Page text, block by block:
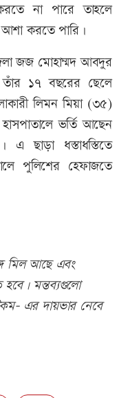
করতে না পারে তাহলে
আশা করতে পারি।
জজ মোহাম্মদ আবদুর
তাঁর ১৭ বছরের ছেলে
লিমন মিয়া (৩৫)
ভর্তি আছেন
ছাড়া ধস্তাধস্তিতে
পুলিশের হেফাজতে
মিল আছে এবং
মন্তব্যগুলো
এর দায়ভার নেবে